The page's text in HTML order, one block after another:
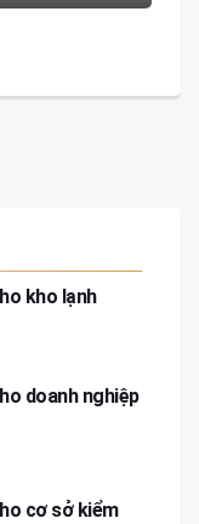
kho lạnh
doanh nghiệp
cơ sở kiểm